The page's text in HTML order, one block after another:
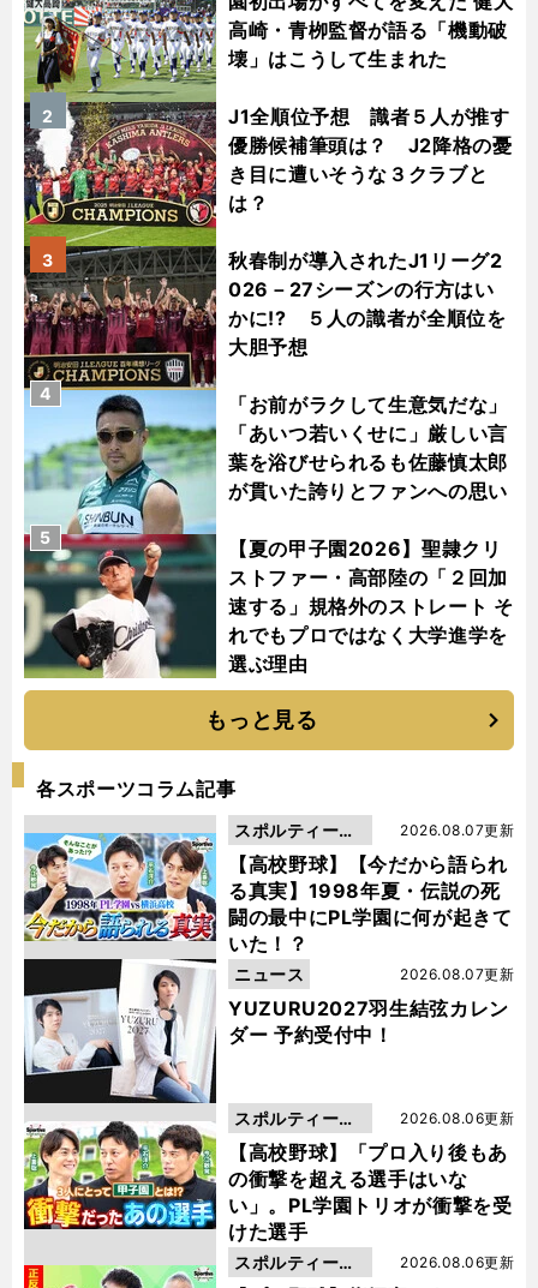
高崎・青栁監督が語る「機動破
壊」はこうして生まれた
J1全順位予想 識者５人が推す
優勝候補筆頭は？ J2降格の憂
き目に遭いそうな３クラブと
は？
2
秋春制が導入されたJ1リーグ2
026－27シーズンの行方はい
かに!? ５人の識者が全順位を
大胆予想
3
「お前がラクして生意気だな」
「あいつ若いくせに」厳しい言
葉を浴びせられるも佐藤慎太郎
が貫いた誇りとファンへの思い
4
【夏の甲子園2026】聖隷クリ
ストファー・高部陸の「２回加
速する」規格外のストレート そ
れでもプロではなく大学進学を
選ぶ理由
5
もっと見る
各スポーツコラム記事
【高校野球】【今だから語られ
る真実】1998年夏・伝説の死
闘の最中にPL学園に何が起きて
いた！？
2026.08.07更新
スポルティーバ
動画
YUZURU2027羽生結弦カレン
ダー 予約受付中！
2026.08.07更新
ニュース
【高校野球】「プロ入り後もあ
の衝撃を超える選手はいな
い」。PL学園トリオが衝撃を受
けた選手
2026.08.06更新
スポルティーバ
動画
2026.08.06更新
スポルティーバ